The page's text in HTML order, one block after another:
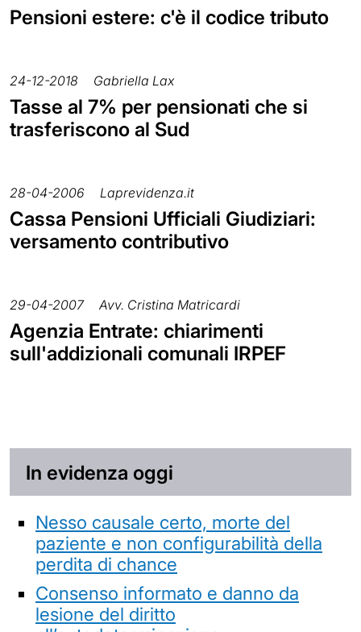
Pensioni estere: c'è il codice tributo
24-12-2018 Gabriella Lax
Tasse al 7% per pensionati che si
trasferiscono al Sud
28-04-2006 Laprevidenza.it
Cassa Pensioni Ufficiali Giudiziari:
versamento contributivo
29-04-2007 Avv. Cristina Matricardi
Agenzia Entrate: chiarimenti
sull'addizionali comunali IRPEF
In evidenza oggi
Nesso causale certo, morte del
paziente e non configurabilità della
perdita di chance
Consenso informato e danno da
lesione del diritto